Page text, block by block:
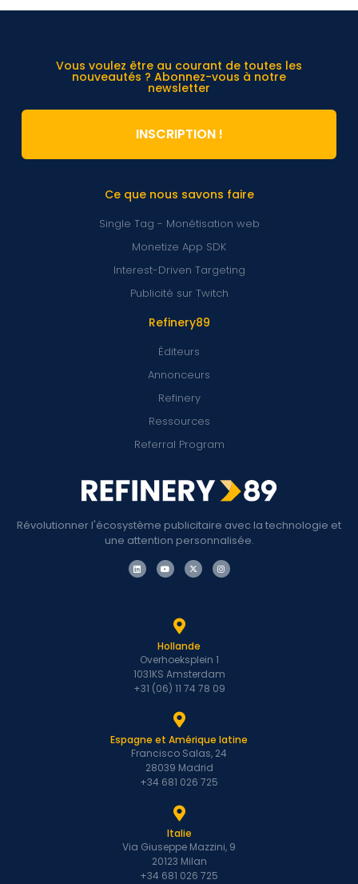
Révolutionner l'écosystème publicitaire avec la technologie et
une attention personnalisée.
Refinery89
Éditeurs
Annonceurs
Refinery
Ressources
Referral Program
Ce que nous savons faire
Single Tag - Monétisation web
Monetize App SDK
Interest-Driven Targeting
Publicité sur Twitch
Vous voulez être au courant de toutes les
nouveautés ? Abonnez-vous à notre
newsletter
INSCRIPTION !
Hollande
Overhoeksplein 1
1031KS Amsterdam
+31 (06) 11 74 78 09
Espagne et Amérique latine
Francisco Salas, 24
28039 Madrid
+34 681 026 725
Italie
Via Giuseppe Mazzini, 9
20123 Milan
+34 681 026 725